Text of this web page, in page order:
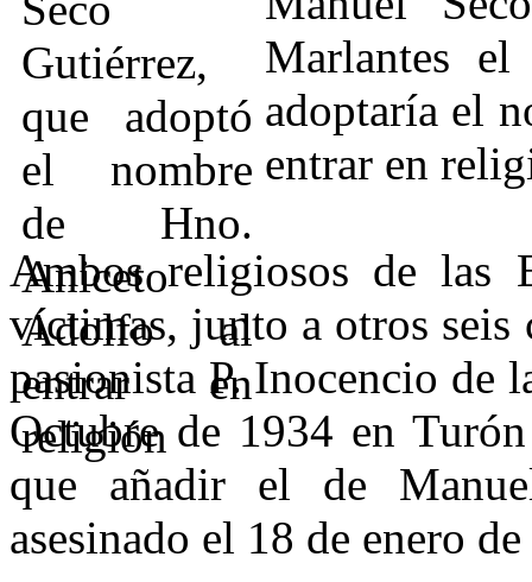
Marlantes
adoptaría el
entrar en
Ambos religiosos de las
víctimas, junto a otros seis
pasionista P. Inocencio de
Octubre de 1934 en
que añadir el de
asesinado el 18 de enero